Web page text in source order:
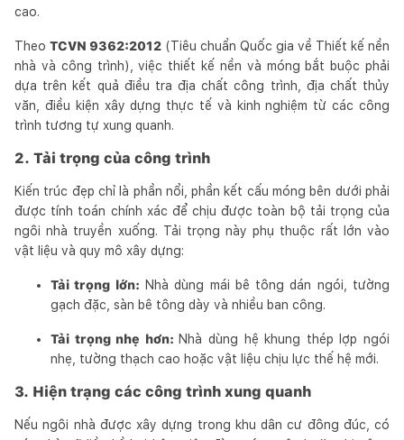
cao.
Theo TCVN 9362:2012 (Tiêu chuẩn Quốc gia về Thiết kế nền
nhà và công trình), việc thiết kế nền và móng bắt buộc phải
dựa trên kết quả điều tra địa chất công trình, địa chất thủy
văn, điều kiện xây dựng thực tế và kinh nghiệm từ các công
trình tương tự xung quanh.
2. Tải trọng của công trình
Kiến trúc đẹp chỉ là phần nổi, phần kết cấu móng bên dưới phải
được tính toán chính xác để chịu được toàn bộ tải trọng của
ngôi nhà truyền xuống. Tải trọng này phụ thuộc rất lớn vào
vật liệu và quy mô xây dựng:
Tải trọng lớn: Nhà dùng mái bê tông dán ngói, tường
gạch đặc, sàn bê tông dày và nhiều ban công.
Tải trọng nhẹ hơn: Nhà dùng hệ khung thép lợp ngói
nhẹ, tường thạch cao hoặc vật liệu chịu lực thế hệ mới.
3. Hiện trạng các công trình xung quanh
Nếu ngôi nhà được xây dựng trong khu dân cư đông đúc, có